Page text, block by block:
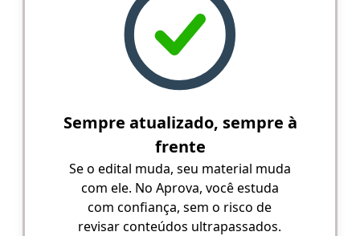
Sempre atualizado, sempre à
frente
Se o edital muda, seu material muda
com ele. No Aprova, você estuda
com confiança, sem o risco de
revisar conteúdos ultrapassados.